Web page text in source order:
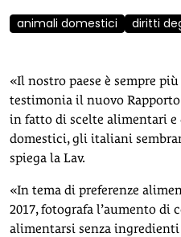
animali domestici
diritti
«Il nostro paese è sempre
testimonia il nuovo Rapporto
in fatto di scelte alimentari
domestici, gli italiani
spiega la Lav.
«In tema di preferenze
2017, fotografa l’aumento di
alimentarsi senza